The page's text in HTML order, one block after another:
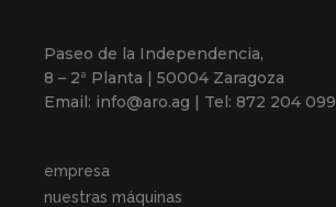
Paseo de la Independencia,
8 – 2ª Planta | 50004 Zaragoza
Email: info@aro.ag | Tel: 872 204 099
empresa
nuestras máquinas